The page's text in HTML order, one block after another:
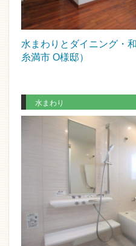
水まわりとダイニング・
糸満市 O様邸）
水まわり